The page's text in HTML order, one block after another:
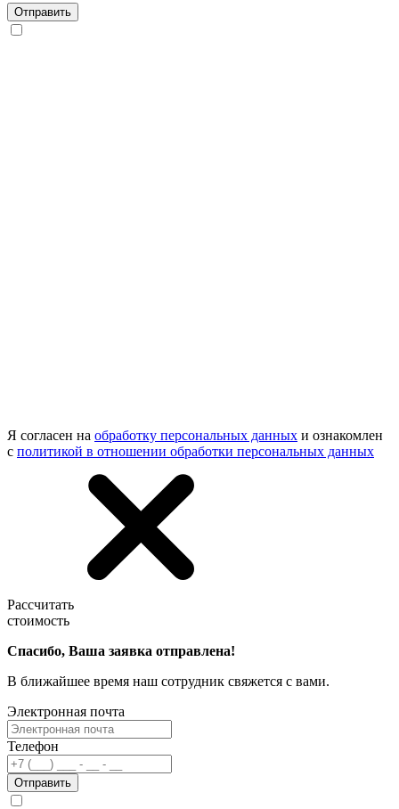
Отправить
Я согласен на обработку персональных данных и ознакомлен
с политикой в отношении обработки персональных данных
Рассчитать
стоимость
Спасибо, Ваша заявка отправлена!
В ближайшее время наш сотрудник свяжется с вами.
Электронная почта
Телефон
Отправить